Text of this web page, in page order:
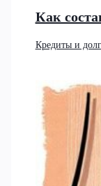
Как
Кредиты и